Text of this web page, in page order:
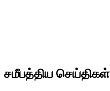
சமீபத்திய செய்திகள்